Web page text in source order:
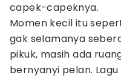
capek-capeknya.
Momen kecil itu
gak selamanya
pikuk, masih ada
bernyanyi pelan.